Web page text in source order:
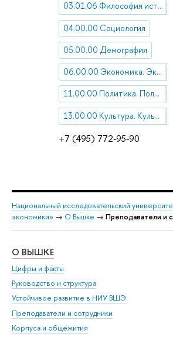
+7 (495) 772-95-90
03.01.06 Философия истории
04.00.00 Социология
05.00.00 Демография
06.00.00 Экономика. Экономические науки
11.00.00 Политика. Политические науки
13.00.00 Культура. Культурология
Национальный исследовательский
экономики» → О Вышке → Преподаватели и
О ВЫШКЕ
Цифры и факты
Руководство и структура
Устойчивое развитие в НИУ ВШЭ
Преподаватели и сотрудники
Корпуса и общежития